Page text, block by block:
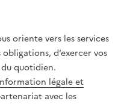
oriente vers les services
d’exercer vos
quotidien.
légale et
avec les